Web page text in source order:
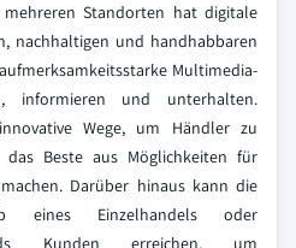
Standorten hat digitale
nachhaltigen und handhabbaren
Multimedia-
informieren und unterhalten.
Wege, um Händler zu
Beste aus Möglichkeiten für
Darüber hinaus kann die
eines Einzelhandels oder
Kunden erreichen, um